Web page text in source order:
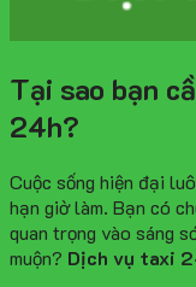
Tại sao bạn
24h?
Cuộc sống hiện đại
hạn giờ làm. Bạn có
quan trọng vào sáng
muộn? Dịch vụ taxi